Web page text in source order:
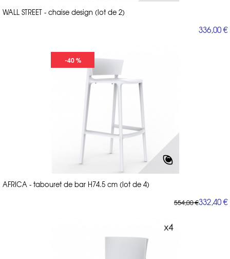
WALL STREET - chaise design (lot de 2)
336,00 €
-40 %
AFRICA - tabouret de bar H74.5 cm (lot de 4)
554,00 €332,40 €